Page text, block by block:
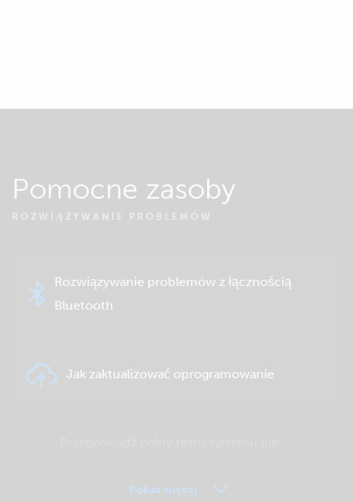
Pomocne zasoby
ROZWIĄZYWANIE PROBLEMÓW
Rozwiązywanie problemów z łącznością
Bluetooth
Jak zaktualizować oprogramowanie
Pokaż więcej